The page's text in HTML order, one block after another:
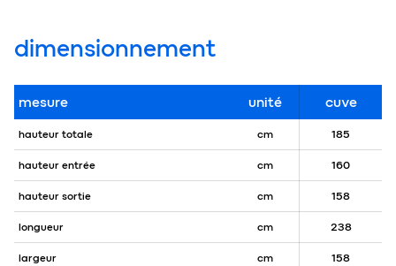
dimensionnement
mesure unité cuve
hauteur totale cm 185
hauteur entrée cm 160
hauteur sortie cm 158
longueur cm 238
largeur cm 158